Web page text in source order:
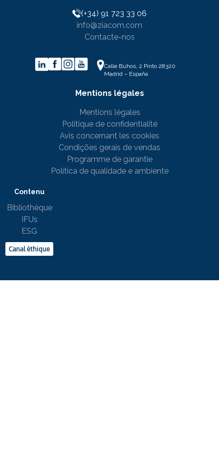
Mentions légales
Mentions légales
Politique de confidentialité
Avis concernant les cookies
Condições gerais de vendas
Programme de garantie
Política de qualidade e ambiente
Contenu
Bibliothèque
IFUs
ESG
Canal éthique
(+34) 91 723 33 06
info@ziacom.com
Contacte-nos
Calle Búhos, 2 Pinto 28320
Madrid – España